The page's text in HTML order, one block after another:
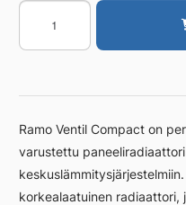
Radiaattori
PURMO
RCV
Ventil
RCV22
200
1800
määrä
Ramo Ventil Compact on
varustettu
korkealaatuinen radiaattori,